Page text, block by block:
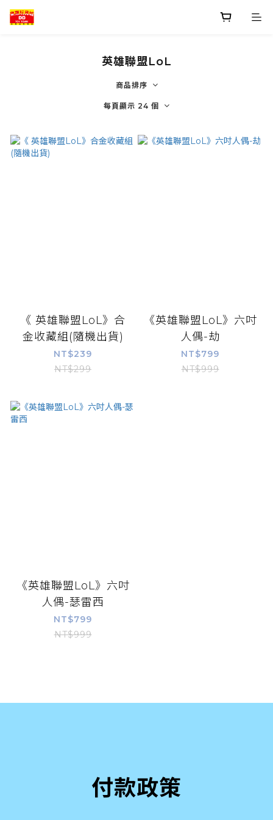
英雄聯盟LoL
商品排序
每頁顯示 24 個
《 英雄聯盟LoL》合
金收藏組(隨機出貨)
NT$239
NT$299
《英雄聯盟LoL》六吋
人偶-劫
NT$799
NT$999
《英雄聯盟LoL》六吋
人偶-瑟雷西
NT$799
NT$999
付款政策